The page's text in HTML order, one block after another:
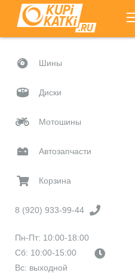
Шины
Диски
Мотошины
Автозапчасти
Корзина
8 (920) 933-99-44
Пн-Пт: 10:00-18:00
Сб: 10:00-15:00
Вс: выходной